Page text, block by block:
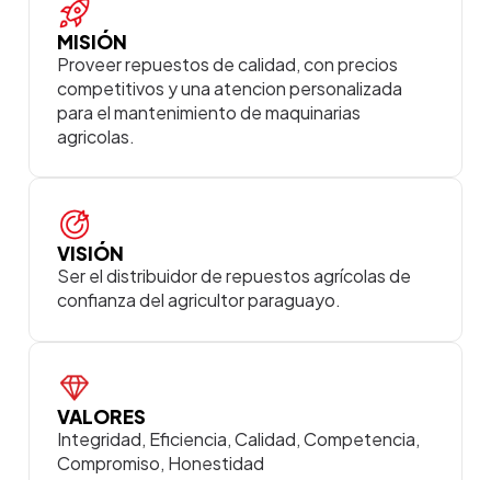
MISIÓN
Proveer repuestos de calidad, con precios
competitivos y una atencion personalizada
para el mantenimiento de maquinarias
agricolas.
VISIÓN
Ser el distribuidor de repuestos agrícolas de
confianza del agricultor paraguayo.
VALORES
Integridad, Eficiencia, Calidad, Competencia,
Compromiso, Honestidad